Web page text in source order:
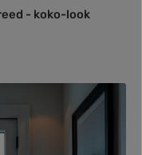
- koko-look